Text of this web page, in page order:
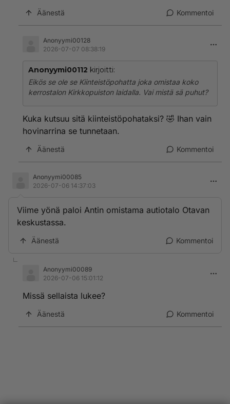
Äänestä Kommentoi
Anonyymi00128
2026-07-07 08:38:19
Anonyymi00112 kirjoitti:
Eikös se ole se Kiinteistöpohatta joka omistaa koko
kerrostalon Kirkkopuiston laidalla. Vai mistä sä puhut?
Kuka kutsuu sitä kiinteistöpohataksi? 🤣 Ihan vain
hovinarrina se tunnetaan.
Äänestä Kommentoi
Anonyymi00085
2026-07-06 14:37:03
Viime yönä paloi Antin omistama autiotalo Otavan
keskustassa.
Äänestä Kommentoi
Anonyymi00089
2026-07-06 15:01:12
Missä sellaista lukee?
Äänestä Kommentoi